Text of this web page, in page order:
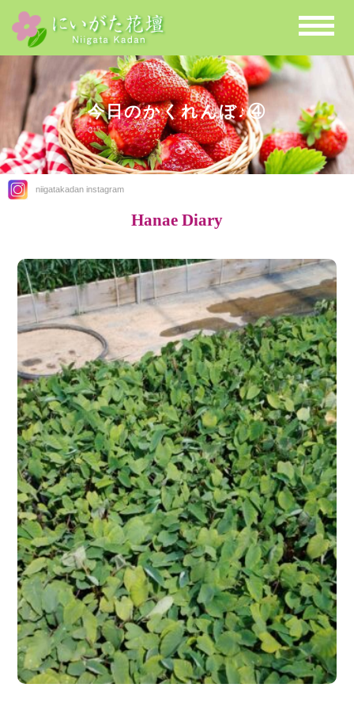
今日のかくれんぼ♪④
Hanae Diary
niigatakadan instagram